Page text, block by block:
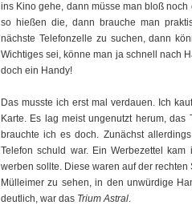
ins Kino gehe, dann müsse man bloß
so hießen die, dann brauche man
nächste Telefonzelle zu suchen, dann
Wichtiges sei, könne man ja schnell nach
doch ein Handy!
Das musste ich erst mal verdauen. Ich
Karte. Es lag meist ungenutzt herum,
brauchte ich es doch. Zunächst
Telefon schuld war. Ein Werbezettel
werben sollte. Diese waren auf der
Mülleimer zu sehen, in den unwürdige
deutlich, war das Trium Astral.